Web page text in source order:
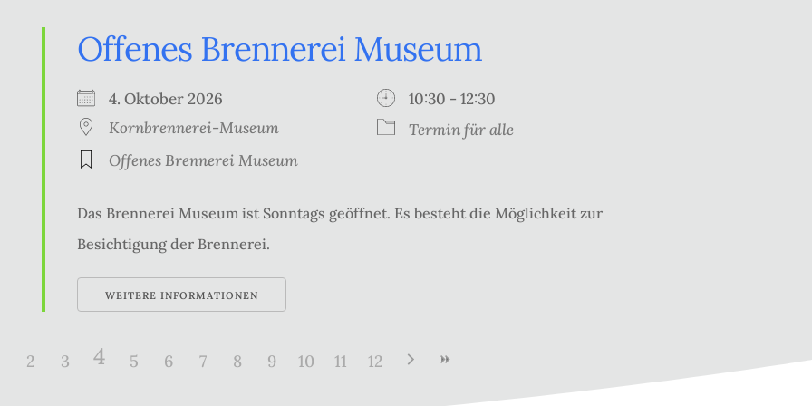
Offenes Brennerei Museum
4. Oktober 2026
10:30 - 12:30
Kornbrennerei-Museum
Termin für alle
Offenes Brennerei Museum
Das Brennerei Museum ist Sonntags geöffnet. Es besteht die Möglichkeit zur
Besichtigung der Brennerei.
WEITERE INFORMATIONEN
2 3 4 5 6 7 8 9 10 11 12